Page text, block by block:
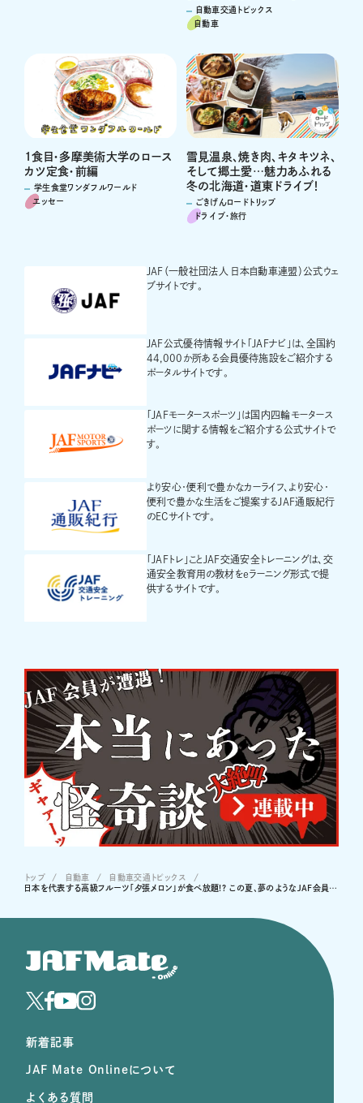
自動車交通トピックス
自動車
1食目・多摩美術大学のロース
カツ定食・前編
学生食堂ワンダフルワールド
エッセー
雪見温泉、焼き肉、キタキツネ、
そして郷土愛…魅力あふれる
冬の北海道・道東ドライブ！
ごきげんロードトリップ
ドライブ･旅行
JAF（一般社団法人 日本自動車連盟）公式ウェ
ブサイトです。
JAF公式優待情報サイト「JAFナビ」は、全国約
44,000か所ある会員優待施設をご紹介する
ポータルサイトです。
「JAFモータースポーツ」は国内四輪モータース
ポーツに関する情報をご紹介する公式サイトで
す。
より安心・便利で豊かなカーライフ、より安心・
便利で豊かな生活をご提案するJAF通販紀行
のECサイトです。
「JAFトレ」ことJAF交通安全トレーニングは、交
通安全教育用の教材をeラーニング形式で提
供するサイトです。
トップ 自動車
自動車交通トピックス
日本を代表する高級フルーツ「夕張メロン」が食べ放題!? この夏、夢のようなJAF会員向けイベントが開催 【募集は終了しました】
新着記事
JAF Mate Onlineについて
よくある質問